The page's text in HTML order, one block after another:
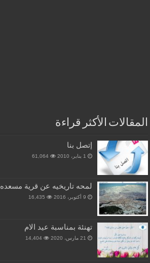
المقالات الأكثر قراءة
إتصل بنا
1 يناير، 2010 61,064
لمحه تاريخيه عن قرية مسعده
9 أكتوبر، 2016 16,435
تهنئة بمناسبة عيد الام
21 مارس، 2020 14,404